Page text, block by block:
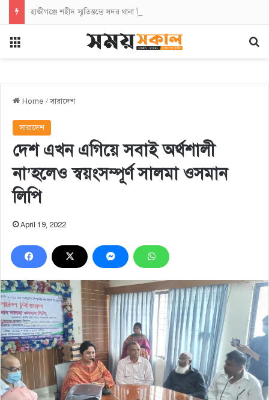
হাজীগঞ্জে শহীদ স্মৃতিস্তম্ভে সদর থানা বিএনপির পুষ্পস্তবক অর্পণ
Home /সারাদেশ
সারাদেশ
দেশ এখন এগিয়ে সবাই অর্থশালী
না’হলেও স্বয়ংসম্পূর্ণ সালমা ওসমান
লিপি
April 19, 2022